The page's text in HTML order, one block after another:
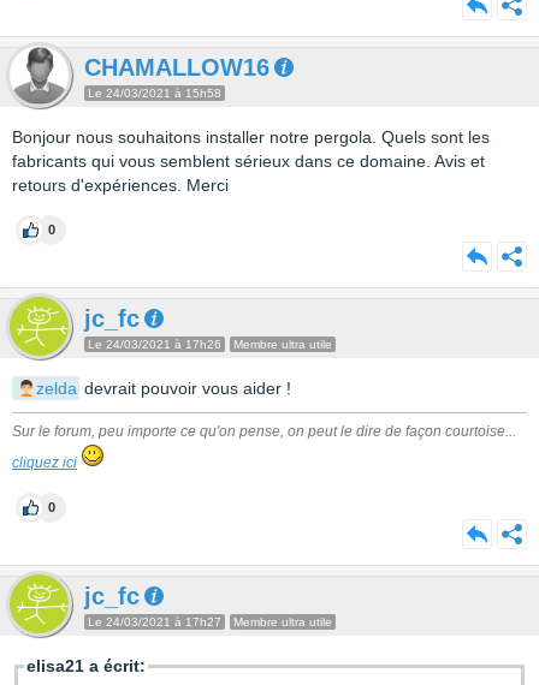
CHAMALLOW16
Le 24/03/2021 à 15h58
Bonjour nous souhaitons installer notre pergola. Quels sont les
fabricants qui vous semblent sérieux dans ce domaine. Avis et
retours d'expériences. Merci
0
jc_fc
Le 24/03/2021 à 17h26 Membre ultra utile
zelda devrait pouvoir vous aider !
Sur le forum, peu importe ce qu'on pense, on peut le dire de façon courtoise...
cliquez ici
0
jc_fc
Le 24/03/2021 à 17h27 Membre ultra utile
elisa21 a écrit: